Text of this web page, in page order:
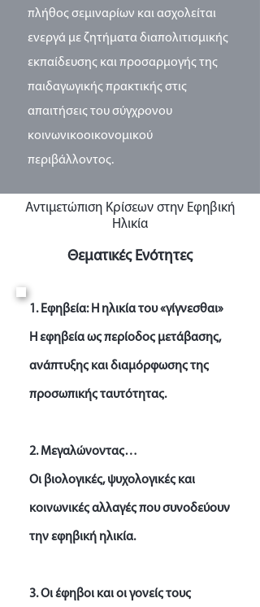
πλήθος σεμιναρίων και ασχολείται
ενεργά με ζητήματα διαπολιτισμικής
εκπαίδευσης και προσαρμογής της
παιδαγωγικής πρακτικής στις
απαιτήσεις του σύγχρονου
κοινωνικοοικονομικού
περιβάλλοντος.
Αντιμετώπιση Κρίσεων στην Εφηβική
Ηλικία
Θεματικές Ενότητες
1. Εφηβεία: Η ηλικία του «γίγνεσθαι»
Η εφηβεία ως περίοδος μετάβασης,
ανάπτυξης και διαμόρφωσης της
προσωπικής ταυτότητας.
2. Μεγαλώνοντας…
Οι βιολογικές, ψυχολογικές και
κοινωνικές αλλαγές που συνοδεύουν
την εφηβική ηλικία.
3. Οι έφηβοι και οι γονείς τους